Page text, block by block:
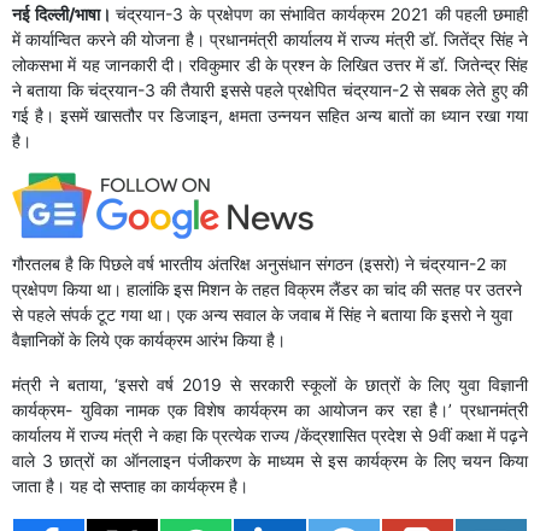
नई दिल्ली/भाषा। चंद्रयान-3 के प्रक्षेपण का संभावित कार्यक्रम 2021 की पहली छमाही
में कार्यान्वित करने की योजना है। प्रधानमंत्री कार्यालय में राज्य मंत्री डॉ. जितेंद्र सिंह ने
लोकसभा में यह जानकारी दी। रविकुमार डी के प्रश्न के लिखित उत्तर में डॉ. जितेन्द्र सिंह
ने बताया कि चंद्रयान-3 की तैयारी इससे पहले प्रक्षेपित चंद्रयान-2 से सबक लेते हुए की
गई है। इसमें खासतौर पर डिजाइन, क्षमता उन्नयन सहित अन्य बातों का ध्यान रखा गया
है।
गौरतलब है कि पिछले वर्ष भारतीय अंतरिक्ष अनुसंधान संगठन (इसरो) ने चंद्रयान-2 का
प्रक्षेपण किया था। हालांकि इस मिशन के तहत विक्रम लैंडर का चांद की सतह पर उतरने
से पहले संपर्क टूट गया था। एक अन्य सवाल के जवाब में सिंह ने बताया कि इसरो ने युवा
वैज्ञानिकों के लिये एक कार्यक्रम आरंभ किया है।
मंत्री ने बताया, ‘इसरो वर्ष 2019 से सरकारी स्कूलों के छात्रों के लिए युवा विज्ञानी
कार्यक्रम- युविका नामक एक विशेष कार्यक्रम का आयोजन कर रहा है।’ प्रधानमंत्री
कार्यालय में राज्य मंत्री ने कहा कि प्रत्येक राज्य /केंद्रशासित प्रदेश से 9वीं कक्षा में पढ़ने
वाले 3 छात्रों का ऑनलाइन पंजीकरण के माध्यम से इस कार्यक्रम के लिए चयन किया
जाता है। यह दो सप्ताह का कार्यक्रम है।